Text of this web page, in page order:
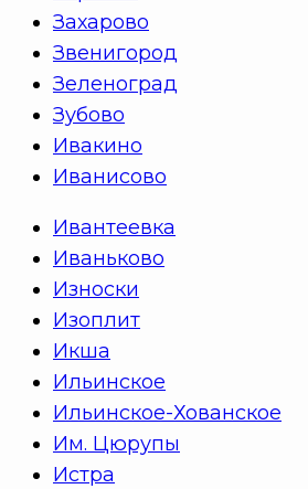
Захарово
Звенигород
Зеленоград
Зубово
Ивакино
Иванисово
Ивантеевка
Иваньково
Износки
Изоплит
Икша
Ильинское
Ильинское-Хованское
Им. Цюрупы
Истра